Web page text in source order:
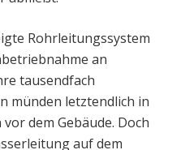
Rohrleitungssystem
an
tausendfach
münden letztendlich in
dem Gebäude. Doch
auf dem